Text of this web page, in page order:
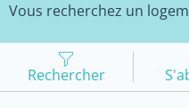
Vous recherchez un
Rechercher